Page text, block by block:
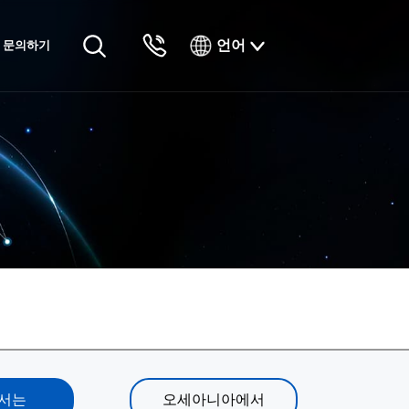
문의하기 언어
แบบไทยไทย
는 오세아니아에서